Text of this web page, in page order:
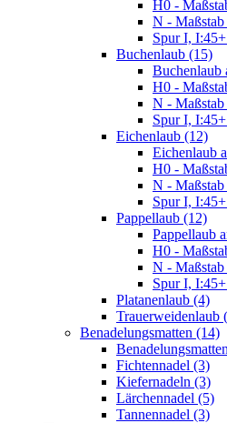
H0 -
N -
Spur I,
Buchenlaub (15)
Buchenlaub
H0 -
N -
Spur I,
Eichenlaub (12)
Eichenlaub
H0 -
N -
Spur I,
Pappellaub (12)
Pappellaub
H0 -
N -
Spur I,
Platanenlaub (4)
Trauerweidenlaub
Benadelungsmatten (14)
Fichtennadel (3)
Kiefernadeln (3)
Lärchennadel (5)
Tannennadel (3)